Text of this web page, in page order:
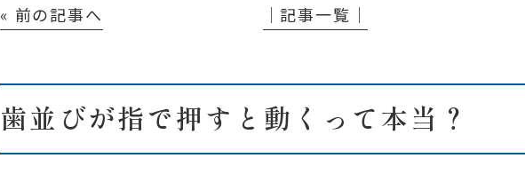
« 前の記事へ │記事一覧│
歯並びが指で押すと動くって本当？